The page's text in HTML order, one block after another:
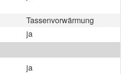
Tassenvorwärmung
ja
ja